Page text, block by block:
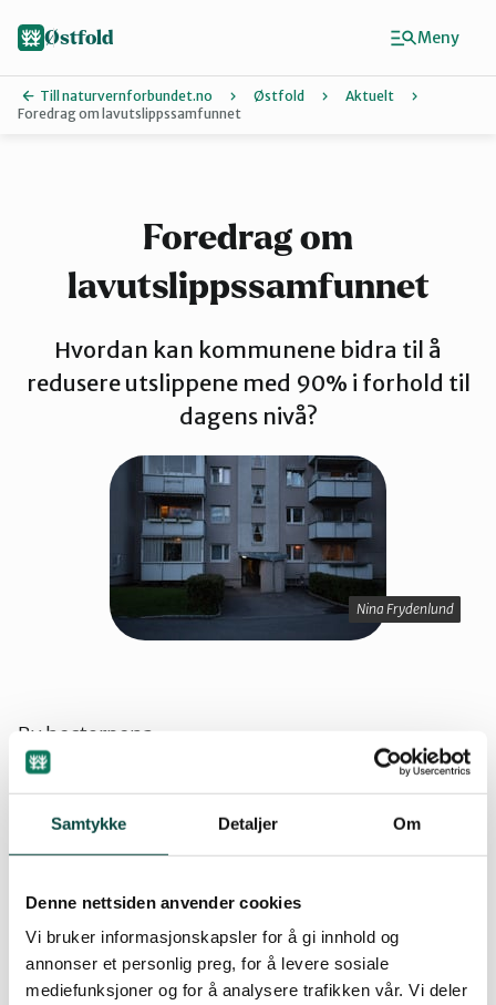
Samtykke Detaljer Om
Denne nettsiden anvender cookies
Vi bruker informasjonskapsler for å gi innhold og
annonser et personlig preg, for å levere sosiale
mediefunksjoner og for å analysere trafikken vår. Vi deler
Halden
Indre Østfold
Moss-Våler
Sarpsborg
Østfold
Till naturvernforbundet.no Østfold
Aktuelt
Foredrag om lavutslippssamfunnet
Foredrag om
lavutslippssamfunnet
Hvordan kan kommunene bidra til å
redusere utslippene med 90% i forhold til
dagens nivå?
Nina Frydenlund
Nina Frydenlund
Byhectorpena
03.10.2016 13:33
Westskog, forsker ved Cicero, til å holde foredrag
for våre politikere og andre interesserte, om
hvordan hun ser for seg overgangen til
lavutslippskommune. Hun har vært bidragsyter i